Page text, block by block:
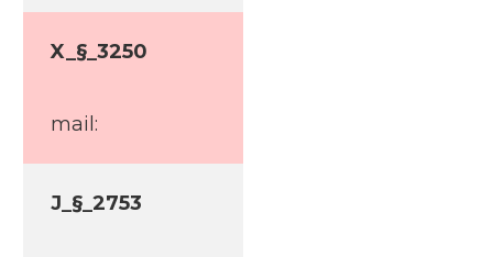
X_§_3250
mail:
J_§_2753